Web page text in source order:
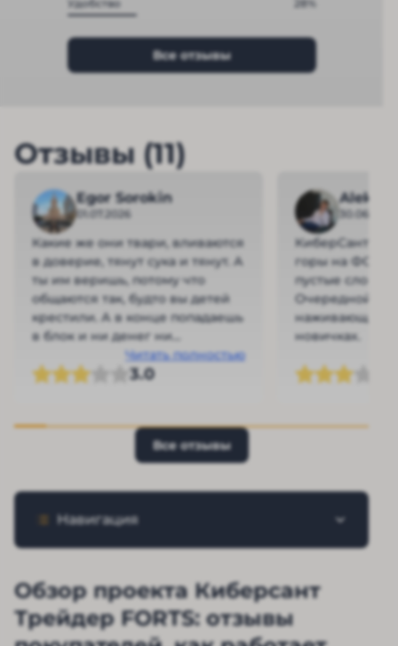
Удобство 28%
Все отзывы
Отзывы (11)
Egor Sorokin
01.07.2026
Какие же они твари, вливаются
в доверие, тянут сука и тянут. А
ты им веришь, потому что
общаются так, будто вы детей
крестили. А в конце попадаешь
в блок и ни денег ни
вымышленного кума нет. Я
прям разочарован.
Читать полностью
3.0
Aleksei
30.06.2026
КиберСант
горы на
пустые слова
Очередной
новичках.
Все отзывы
Навигация
Обзор проекта Киберсант
Трейдер FORTS: отзывы